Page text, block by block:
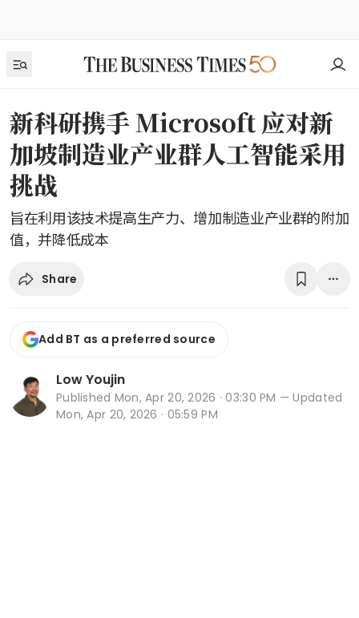
新科研携手 Microsoft 应对新
加坡制造业产业群人工智能采用
挑战
旨在利用该技术提高生产力、增加制造业产业群的附加
值，并降低成本
Share
Add BT as a preferred source
Low Youjin
Published Mon, Apr 20, 2026 · 03:30 PM — Updated
Mon, Apr 20, 2026 · 05:59 PM